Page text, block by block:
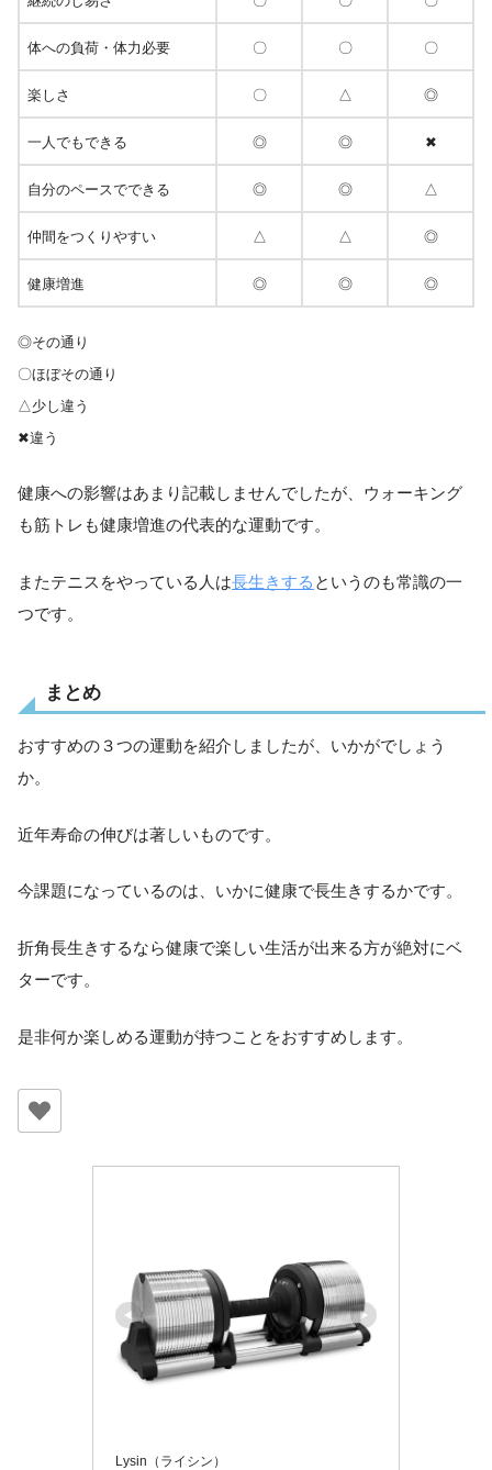
体への負荷・体力必要 〇 〇 〇
楽しさ 〇 △ ◎
一人でもできる ◎ ◎ ✖
自分のペースでできる ◎ ◎ △
仲間をつくりやすい △ △ ◎
健康増進 ◎ ◎ ◎
◎その通り
〇ほぼその通り
△少し違う
✖違う
健康への影響はあまり記載しませんでしたが、ウォーキング
も筋トレも健康増進の代表的な運動です。
またテニスをやっている人は長生きする というのも常識の一
つです。
まとめ
おすすめの３つの運動を紹介しましたが、いかがでしょう
か。
近年寿命の伸びは著しいものです。
今課題になっているのは、いかに健康で長生きするかです。
折角長生きするなら健康で楽しい生活が出来る方が絶対にベ
ターです。
是非何か楽しめる運動が持つことをおすすめします。
Lysin（ライシン）